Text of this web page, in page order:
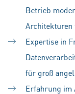
Betrieb
Architekturen
Expertise in
für groß
Erfahrung im